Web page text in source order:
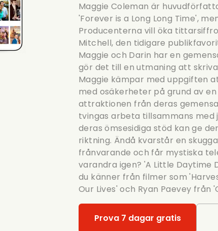
Maggie Coleman är
'Forever is a Long Long Time',
Producenterna vill öka
Mitchell, den tidigare
Maggie och Darin har en
gör det till en utmaning att
Maggie kämpar med uppgiften
med osäkerheter på grund av
attraktionen från deras
tvingas arbeta tillsammans
deras ömsesidiga stöd kan ge
riktning. Ändå kvarstår en
frånvarande och får mystiska
varandra igen? 'A Little Daytime
du känner från filmer som
Our Lives' och Ryan Paevey från
Prova 7 dagar gratis